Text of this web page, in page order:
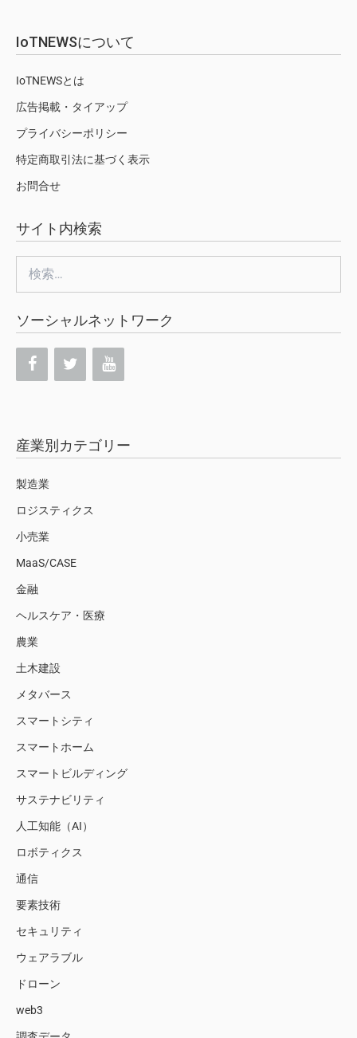
IoTNEWSについて
IoTNEWSとは
広告掲載・タイアップ
プライバシーポリシー
特定商取引法に基づく表示
お問合せ
サイト内検索
索:
ソーシャルネットワーク
産業別カテゴリー
製造業
ロジスティクス
小売業
MaaS/CASE
金融
ヘルスケア・医療
農業
土木建設
メタバース
スマートシティ
スマートホーム
スマートビルディング
サステナビリティ
人工知能（AI）
ロボティクス
通信
要素技術
セキュリティ
ウェアラブル
ドローン
web3